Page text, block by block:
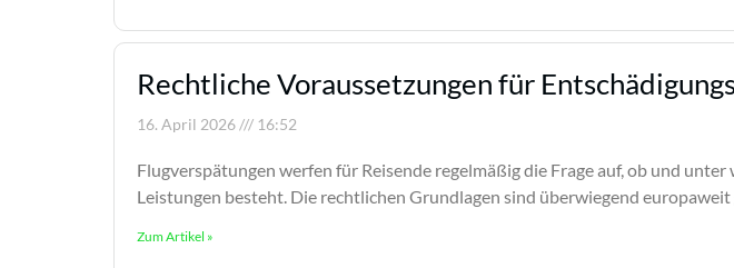
Rechtliche Voraussetzungen für
16. April 2026 16:52
Flugverspätungen werfen für Reisende regelmäßig die Frage auf, ob und
Leistungen besteht. Die rechtlichen Grundlagen sind überwiegend
Zum Artikel »